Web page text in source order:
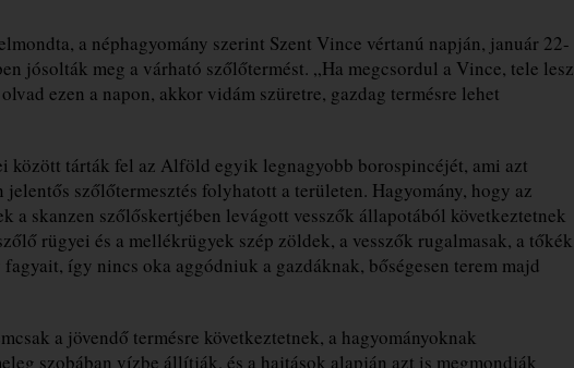
a néphagyomány szerint Szent Vince vértanú napján, január 22-
jósolták meg a várható szőlőtermést. „Ha megcsordul a Vince, tele lesz
ezen a napon, akkor vidám szüretre, gazdag termésre lehet
között tárták fel az Alföld egyik legnagyobb borospincéjét, ami azt
szőlőtermesztés folyhatott a területen. Hagyomány, hogy az
a skanzen szőlőskertjében levágott vesszők állapotából következtetnek
rügyei és a mellékrügyek szép zöldek, a vesszők rugalmasak, a tőkék
így nincs oka aggódniuk a gazdáknak, bőségesen terem majd
a jövendő termésre következtetnek, a hagyományoknak
szobában vízbe állítják, és a hajtások alapján azt is megmondják